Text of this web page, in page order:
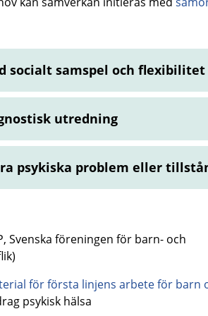
socialt samspel och flexibilitet
utredning
psykiska problem eller
Svenska föreningen för barn- och
för första linjens arbete för barn
psykisk hälsa